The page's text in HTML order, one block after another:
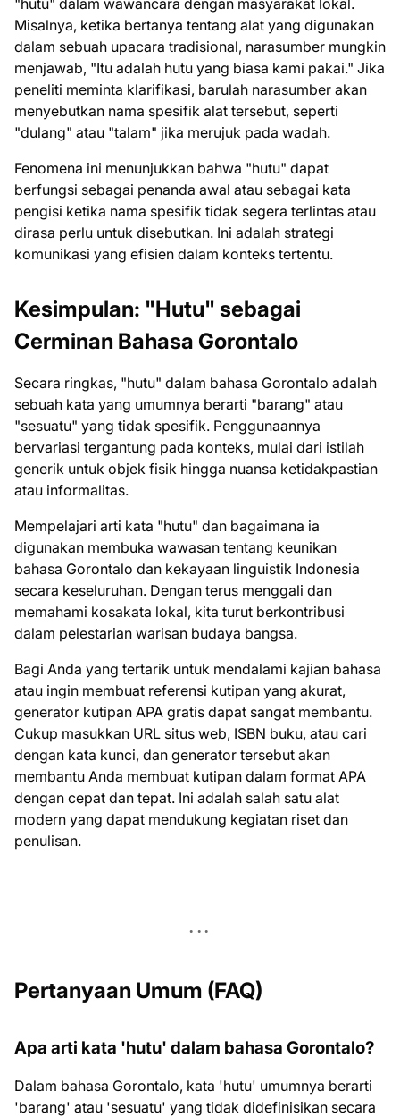
"hutu" dalam wawancara dengan masyarakat lokal.
Misalnya, ketika bertanya tentang alat yang digunakan
dalam sebuah upacara tradisional, narasumber mungkin
menjawab, "Itu adalah hutu yang biasa kami pakai." Jika
peneliti meminta klarifikasi, barulah narasumber akan
menyebutkan nama spesifik alat tersebut, seperti
"dulang" atau "talam" jika merujuk pada wadah.
Fenomena ini menunjukkan bahwa "hutu" dapat
berfungsi sebagai penanda awal atau sebagai kata
pengisi ketika nama spesifik tidak segera terlintas atau
dirasa perlu untuk disebutkan. Ini adalah strategi
komunikasi yang efisien dalam konteks tertentu.
Kesimpulan: "Hutu" sebagai
Cerminan Bahasa Gorontalo
Secara ringkas, "hutu" dalam bahasa Gorontalo adalah
sebuah kata yang umumnya berarti "barang" atau
"sesuatu" yang tidak spesifik. Penggunaannya
bervariasi tergantung pada konteks, mulai dari istilah
generik untuk objek fisik hingga nuansa ketidakpastian
atau informalitas.
Mempelajari arti kata "hutu" dan bagaimana ia
digunakan membuka wawasan tentang keunikan
bahasa Gorontalo dan kekayaan linguistik Indonesia
secara keseluruhan. Dengan terus menggali dan
memahami kosakata lokal, kita turut berkontribusi
dalam pelestarian warisan budaya bangsa.
Bagi Anda yang tertarik untuk mendalami kajian bahasa
atau ingin membuat referensi kutipan yang akurat,
generator kutipan APA gratis dapat sangat membantu.
Cukup masukkan URL situs web, ISBN buku, atau cari
dengan kata kunci, dan generator tersebut akan
membantu Anda membuat kutipan dalam format APA
dengan cepat dan tepat. Ini adalah salah satu alat
modern yang dapat mendukung kegiatan riset dan
penulisan.
Pertanyaan Umum (FAQ)
Apa arti kata 'hutu' dalam bahasa Gorontalo?
Dalam bahasa Gorontalo, kata 'hutu' umumnya berarti
'barang' atau 'sesuatu' yang tidak didefinisikan secara